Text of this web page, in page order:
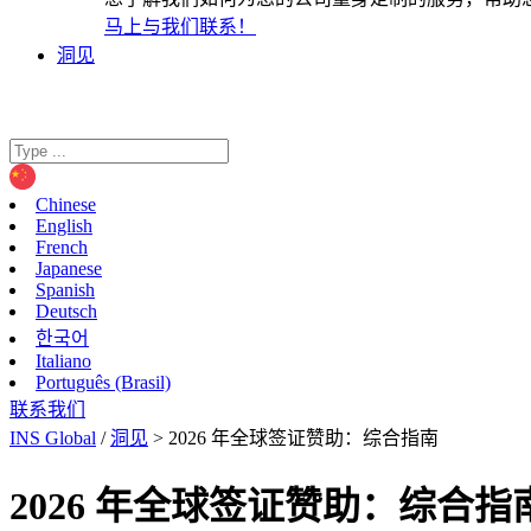
马上与我们联系！
洞见
Chinese
English
French
Japanese
Spanish
Deutsch
한국어
Italiano
Português (Brasil)
联系我们
INS Global /洞见 > 2026 年全球签证赞助：综合指南
2026 年全球签证赞助：综合指